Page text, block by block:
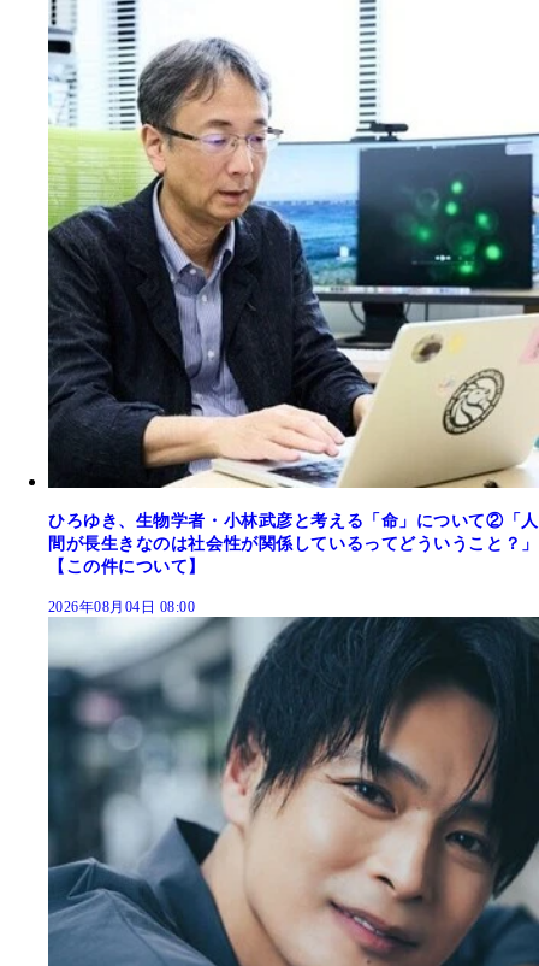
ひろゆき、生物学者・小林武彦と考える「命」について②「人
間が長生きなのは社会性が関係しているってどういうこと？」
【この件について】
2026年08月04日 08:00